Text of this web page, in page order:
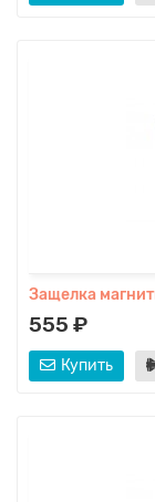
Защелка
555 ₽
Купить